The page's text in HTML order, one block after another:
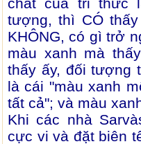
tượng, thì CÓ
KHÔNG, có gì trở
màu xanh mà
thấy ấy, đối tượng
là cái "màu xanh
tất cả"; và màu
Khi các nhà
cực vi và đặt biên